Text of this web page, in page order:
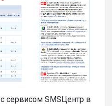
с сервисом SMSЦентр в